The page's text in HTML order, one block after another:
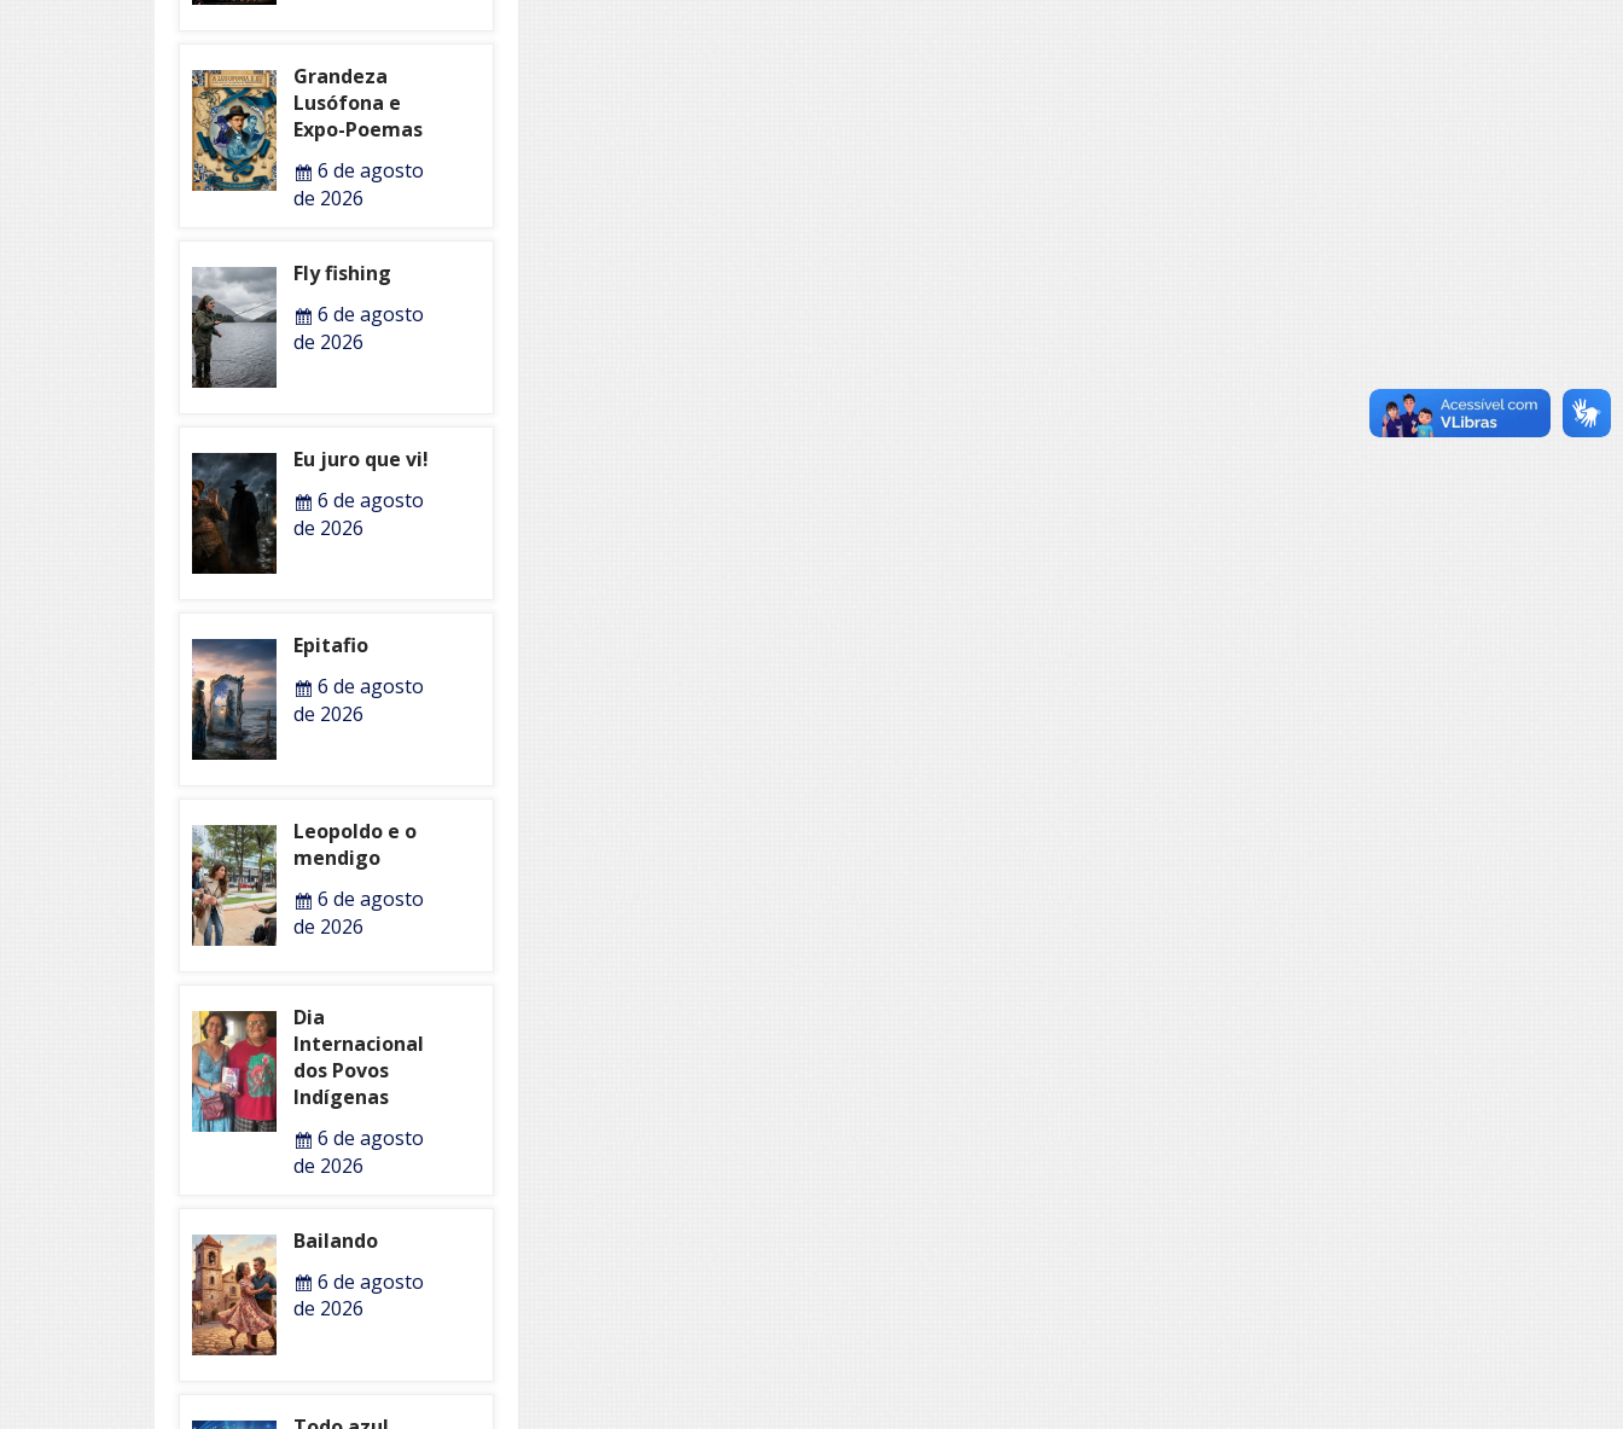
Grandeza
Lusófona e
Expo-Poemas
6 de agosto
de 2026
Fly fishing
6 de agosto
de 2026
Eu juro que vi!
6 de agosto
de 2026
Epitafio
6 de agosto
de 2026
Leopoldo e o
mendigo
6 de agosto
de 2026
Dia
Internacional
dos Povos
Indígenas
6 de agosto
de 2026
Bailando
6 de agosto
de 2026